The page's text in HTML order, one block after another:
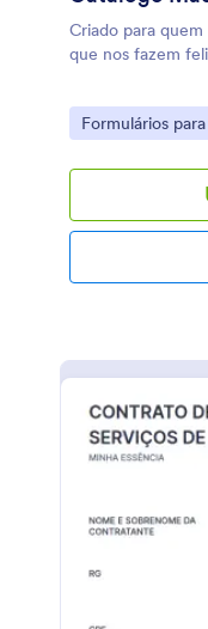
Criado para
que nos fazem
Go to Category:
Formulários